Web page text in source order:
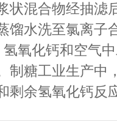
状混合物经抽滤
馏水洗至氯离子
氢氧化钙和空气
制糖工业生产中
剩余氢氧化钙反